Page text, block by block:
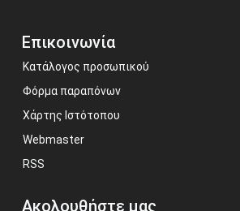
Επικοινωνία
Κατάλογος προσωπικού
Φόρμα παραπόνων
Χάρτης Ιστότοπου
Webmaster
RSS
Ακολουθήστε μας